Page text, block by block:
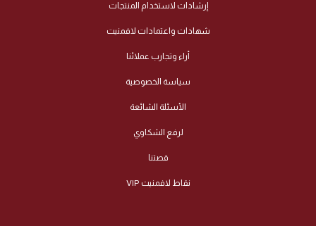
إرشادات لاستخدام المنتجات
شهادات واعتمادات لافمنيت
أراء وتجارب عملائنا
سياسة الخصوصية
الأسئلة الشائعة
لرفع الشكاوي
قصتنا
نقاط لافمنيت VIP